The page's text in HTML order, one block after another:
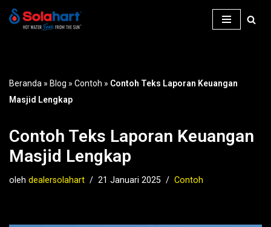
Beranda » Blog » Contoh » Contoh Teks Laporan Keuangan
Masjid Lengkap
Contoh Teks Laporan Keuangan
Masjid Lengkap
oleh dealersolahart 21 Januari 2025 Contoh